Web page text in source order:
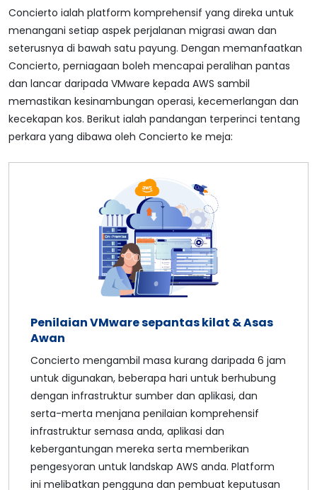
Concierto ialah platform komprehensif yang direka untuk
menangani setiap aspek perjalanan migrasi awan dan
seterusnya di bawah satu payung. Dengan memanfaatkan
Concierto, perniagaan boleh mencapai peralihan pantas
dan lancar daripada VMware kepada AWS sambil
memastikan kesinambungan operasi, kecemerlangan dan
kecekapan kos. Berikut ialah pandangan terperinci tentang
perkara yang dibawa oleh Concierto ke meja:
Penilaian VMware sepantas kilat & Asas
Awan
Concierto mengambil masa kurang daripada 6 jam
untuk digunakan, beberapa hari untuk berhubung
dengan infrastruktur sumber dan aplikasi, dan
serta-merta menjana penilaian komprehensif
infrastruktur semasa anda, aplikasi dan
kebergantungan mereka serta memberikan
pengesyoran untuk landskap AWS anda. Platform
ini melibatkan pengguna dan pembuat keputusan